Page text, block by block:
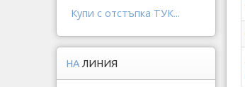
Купи с отстъпка ТУК...
НА ЛИНИЯ